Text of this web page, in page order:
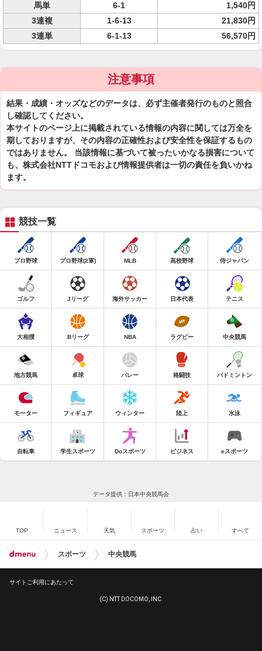
馬単
6-1
1,540円
3連複
1-6-13
21,830円
3連単
6-1-13 56,570円
注意事項
結果・成績・オッズなどのデータは、必ず主催者発行のものと照合
し確認してください。
本サイトのページ上に掲載されている情報の内容に関しては万全を
期しておりますが、その内容の正確性および安全性を保証するもの
ではありません。 当該情報に基づいて被ったいかなる損害について
も、株式会社NTTドコモおよび情報提供者は一切の責任を負いかね
ます。
競技一覧
プロ野球 プロ野球(2軍) MLB 高校野球 侍ジャパン
ゴルフ Jリーグ 海外サッカー 日本代表 テニス
大相撲 Bリーグ NBA ラグビー 中央競馬
地方競馬 卓球 バレー 格闘技 バドミントン
モーター フィギュア ウィンター 陸上 水泳
自転車 学生スポーツ Doスポーツ ビジネス eスポーツ
データ提供：日本中央競馬会
TOP ニュース 天気 スポーツ 占い すべて
スポーツ 中央競馬
サイトご利用にあたって
(C) NTT DOCOMO, INC.